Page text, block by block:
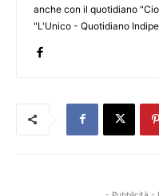
anche con il quotidiano
"L'Unico - Quotidiano
- Pubblicità -